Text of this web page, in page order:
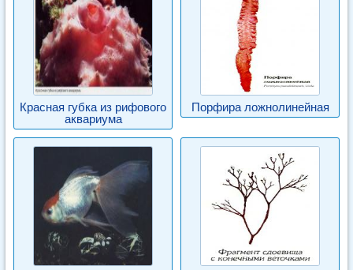
Красная губка из рифового
аквариума
Порфира ложнолинейная